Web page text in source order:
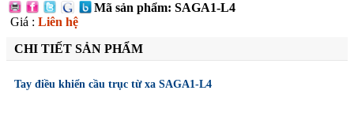
Mã sản phẩm: SAGA1-L4
Giá : Liên hệ
CHI TIẾT SẢN PHẨM
Tay điều khiển cầu trục từ xa SAGA1-L4